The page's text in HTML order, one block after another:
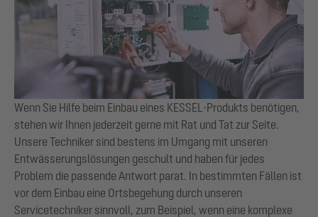
Wenn Sie Hilfe beim Einbau eines KESSEL-Produkts benötigen,
stehen wir Ihnen jederzeit gerne mit Rat und Tat zur Seite.
Unsere Techniker sind bestens im Umgang mit unseren
Entwässerungslösungen geschult und haben für jedes
Problem die passende Antwort parat. In bestimmten Fällen ist
vor dem Einbau eine Ortsbegehung durch unseren
Servicetechniker sinnvoll, zum Beispiel, wenn eine komplexe